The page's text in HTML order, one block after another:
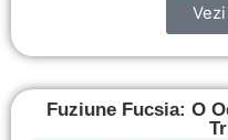
Fuziune Fucsia: O